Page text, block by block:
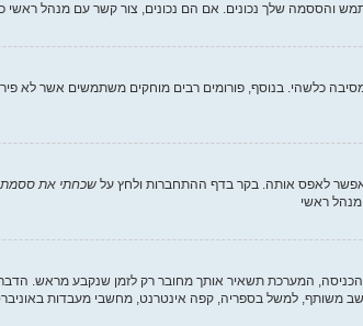
כלשהי. בנוסף, פורומים רבים מוחקים משתמשים אשר לא
לאפס אותה. בקר בדף ההתחברות ולחץ על שכחתי את
ראשי
המערכת תשאיר אותך מחובר רק לזמן שנקבע מראש.
משותף, למשל בספריה, קפה אינטרנט, מחשבי מעבדות